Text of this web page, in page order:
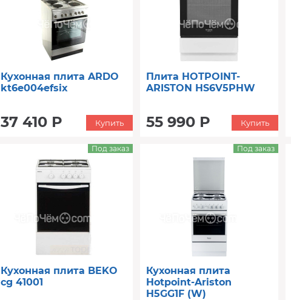
Кухонная плита ARDO
kt6e004efsix
37 410 Р Купить
Плита HOTPOINT-
ARISTON HS6V5PHW
55 990 Р Купить
Кухонная плита BEKO
cg 41001
Под заказ
Кухонная плита
Hotpoint-Ariston
H5GG1F (W)
Под заказ